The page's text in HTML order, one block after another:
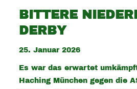
BITTERE
DERBY
25. Januar 2026
Es war das erwartet
Haching München gegen die